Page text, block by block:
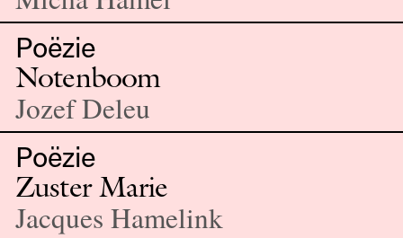
Poëzie
Notenboom
Jozef Deleu
Poëzie
Zuster Marie
Jacques Hamelink